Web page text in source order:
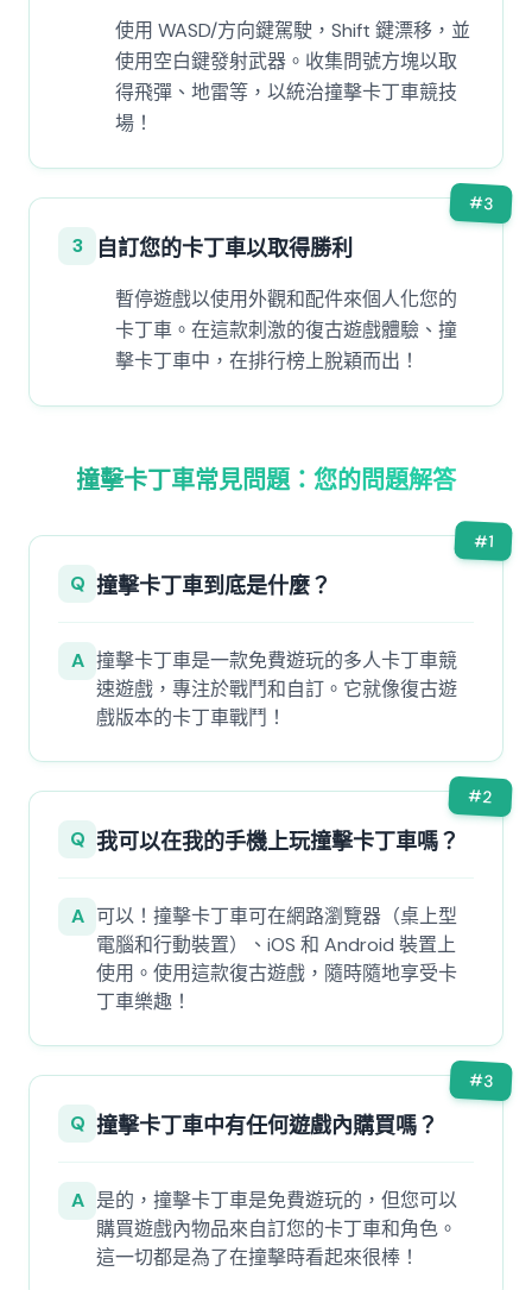
使用 WASD/方向鍵駕駛，Shift 鍵漂移，並
使用空白鍵發射武器。收集問號方塊以取
得飛彈、地雷等，以統治撞擊卡丁車競技
場！
#3
3 自訂您的卡丁車以取得勝利
暫停遊戲以使用外觀和配件來個人化您的
卡丁車。在這款刺激的復古遊戲體驗、撞
擊卡丁車中，在排行榜上脫穎而出！
撞擊卡丁車常見問題：您的問題解答
#1
Q 撞擊卡丁車到底是什麼？
A 撞擊卡丁車是一款免費遊玩的多人卡丁車競
速遊戲，專注於戰鬥和自訂。它就像復古遊
戲版本的卡丁車戰鬥！
#2
Q 我可以在我的手機上玩撞擊卡丁車嗎？
A 可以！撞擊卡丁車可在網路瀏覽器（桌上型
電腦和行動裝置）、iOS 和 Android 裝置上
使用。使用這款復古遊戲，隨時隨地享受卡
丁車樂趣！
#3
Q 撞擊卡丁車中有任何遊戲內購買嗎？
A 是的，撞擊卡丁車是免費遊玩的，但您可以
購買遊戲內物品來自訂您的卡丁車和角色。
這一切都是為了在撞擊時看起來很棒！